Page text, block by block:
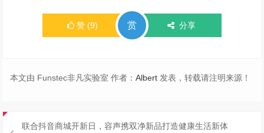
赞 (9) 赏 分享
本文由 Funstec非凡实验室 作者：Albert 发表，转载请注明来源！
联合抖音商城开新日，容声携双净新品打造健康生活新体